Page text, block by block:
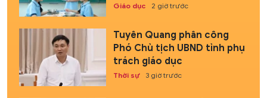
Giáo dục 2 giờ trước
Tuyên Quang phân công
Phó Chủ tịch UBND tỉnh phụ
trách giáo dục
Thời sự 3 giờ trước